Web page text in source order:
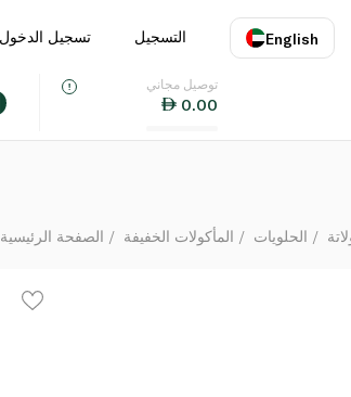
English
اللغة
التسجيل تسجيل الدخول
توصيل مجاني
0.00
الصفحة الرئيسية المأكولات الخفيفة الحلويات